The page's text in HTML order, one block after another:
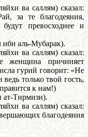
ва саллям) сказал:
за те благодеяния,
превосходнее и
ибн аль-Мубарак).
ва саллям) сказал:
женщина причиняет
гурий говорит: «Не
только твой гость,
к нам!)
ат-Тирмизи).
ва саллям) сказал:
благодеяния